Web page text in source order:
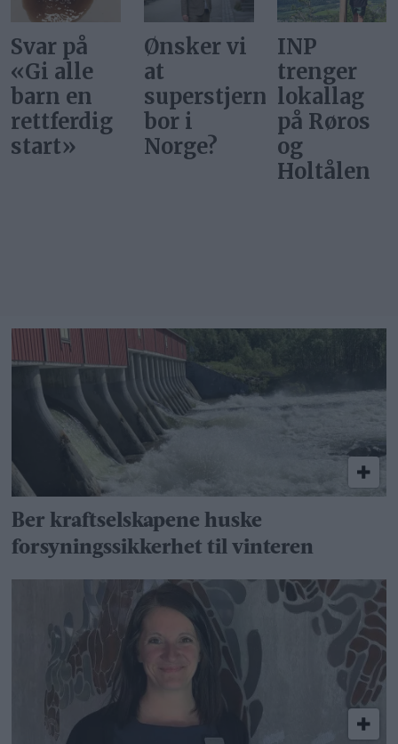
Ønsker vi
at
superstjerner
bor i
Norge?
INP
trenger
lokallag
på Røros
og
Gi alle
barn en
rettferdig
start
Ber kraftselskapene huske
forsyningssikkerhet til vinteren